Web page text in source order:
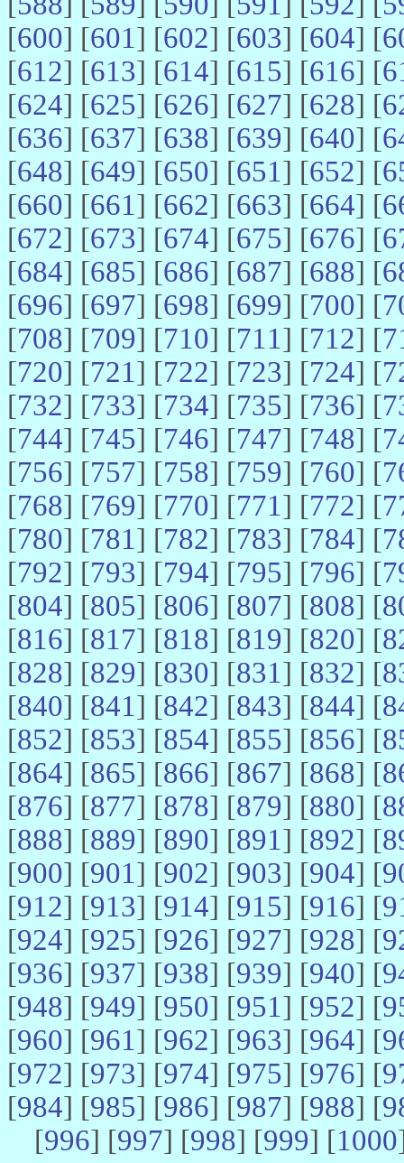
[600] [601] [602] [603] [604] [
[612] [613] [614] [615] [616] [
[624] [625] [626] [627] [628] [
[636] [637] [638] [639] [640] [
[648] [649] [650] [651] [652] [
[660] [661] [662] [663] [664] [
[672] [673] [674] [675] [676] [
[684] [685] [686] [687] [688] [
[696] [697] [698] [699] [700] [
[708] [709] [710] [711] [712] [
[720] [721] [722] [723] [724] [
[732] [733] [734] [735] [736] [
[744] [745] [746] [747] [748] [
[756] [757] [758] [759] [760] [
[768] [769] [770] [771] [772] [
[780] [781] [782] [783] [784] [
[792] [793] [794] [795] [796] [
[804] [805] [806] [807] [808] [
[816] [817] [818] [819] [820] [
[828] [829] [830] [831] [832] [
[840] [841] [842] [843] [844] [
[852] [853] [854] [855] [856] [
[864] [865] [866] [867] [868] [
[876] [877] [878] [879] [880] [
[888] [889] [890] [891] [892] [
[900] [901] [902] [903] [904] [
[912] [913] [914] [915] [916] [
[924] [925] [926] [927] [928] [
[936] [937] [938] [939] [940] [
[948] [949] [950] [951] [952] [
[960] [961] [962] [963] [964] [
[972] [973] [974] [975] [976] [
[984] [985] [986] [987] [988] [
[996] [997] [998] [999] [1000